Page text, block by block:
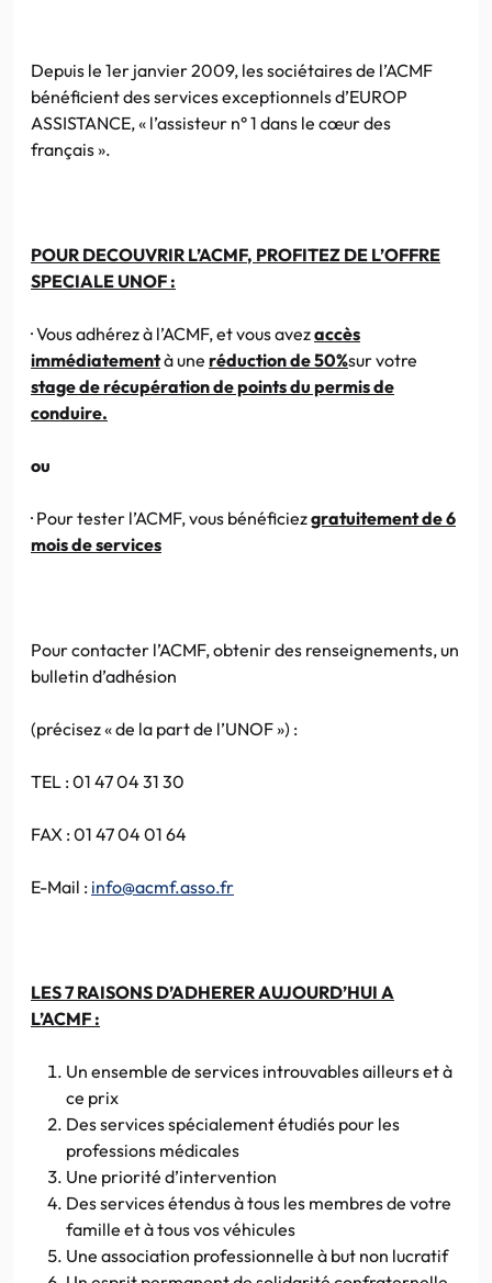
Depuis le 1er janvier 2009, les sociétaires de l’ACMF
bénéficient des services exceptionnelsd’EUROP
ASSISTANCE, « l’assisteur n° 1 dans le cœurdes
français ».
POUR DECOUVRIR L’ACMF, PROFITEZ DE L’OFFRE
SPECIALE UNOF :
· Vous adhérez à l’ACMF, et vous avezaccès
immédiatementà une réduction de50%sur votre
stage de récupération de points du permis de
conduire.
ou
· Pour tester l’ACMF, vous bénéficiezgratuitement de 6
mois de services
Pour contacter l’ACMF, obtenir des renseignements, un
bulletin d’adhésion
(précisez « de la part de l’UNOF») :
TEL : 01 47 04 31 30
FAX : 01 47 04 01 64
E-Mail : info@acmf.asso.fr
LES 7 RAISONS D’ADHERERAUJOURD’HUI A
L’ACMF :
Un ensemble de services introuvables ailleurs et à
ce prix
Des services spécialement étudiés pour les
professions médicales
Une priorité d’intervention
Des services étendus à tous les membres de votre
famille et à tous vos véhicules
Une association professionnelle à but non lucratif